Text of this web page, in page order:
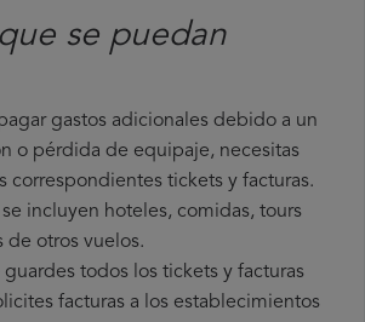
se puedan
gastos adicionales debido a un
o pérdida de equipaje, necesitas
correspondientes tickets y facturas.
incluyen hoteles, comidas, tours
otros vuelos.
todos los tickets y facturas
facturas a los establecimientos